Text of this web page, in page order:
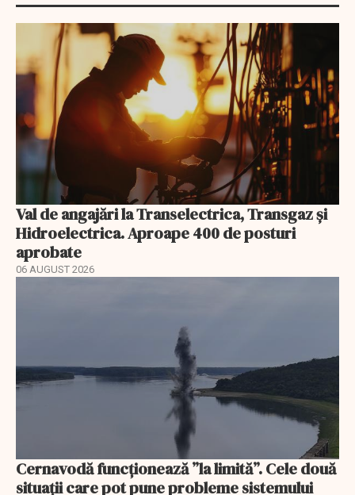
Val de angajări la Transelectrica, Transgaz și
Hidroelectrica. Aproape 400 de posturi
aprobate
06 AUGUST 2026
Cernavodă funcționează ”la limită”. Cele două
situații care pot pune probleme sistemului